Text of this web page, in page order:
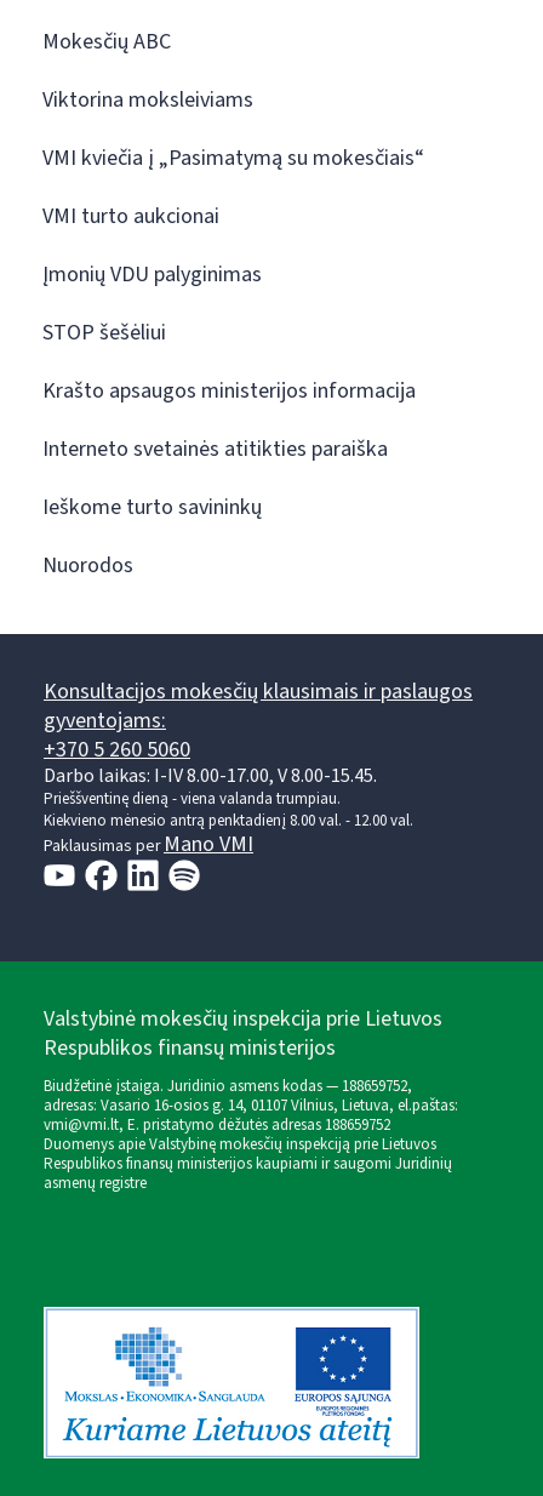
Mokesčių ABC
Viktorina moksleiviams
VMI kviečia į „Pasimatymą su mokesčiais“
VMI turto aukcionai
Įmonių VDU palyginimas
STOP šešėliui
Krašto apsaugos ministerijos informacija
Interneto svetainės atitikties paraiška
Ieškome turto savininkų
Nuorodos
Konsultacijos mokesčių klausimais ir paslaugos
gyventojams:
+370 5 260 5060
Darbo laikas: I-IV 8.00-17.00, V 8.00-15.45.
Prieššventinę dieną - viena valanda trumpiau.
Kiekvieno mėnesio antrą penktadienį 8.00 val. - 12.00 val.
Paklausimas perMano VMI
Valstybinė mokesčių inspekcija prie Lietuvos
Respublikos finansų ministerijos
Biudžetinė įstaiga. Juridinio asmens kodas — 188659752,
adresas: Vasario 16-osios g. 14, 01107 Vilnius, Lietuva, el.paštas:
vmi@vmi.lt, E. pristatymo dėžutės adresas 188659752
Duomenys apie Valstybinę mokesčių inspekciją prie Lietuvos
Respublikos finansų ministerijos kaupiami ir saugomi Juridinių
asmenų registre